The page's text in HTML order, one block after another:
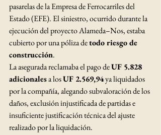
pasarelas de la Empresa de Ferrocarriles del
Estado (EFE). El siniestro, ocurrido durante la
ejecución del proyecto Alameda–Nos, estaba
cubierto por una póliza de todo riesgo de
construcción.
La asegurada reclamaba el pago de UF 5.828
adicionales a los UF 2.569,94 ya liquidados
por la compañía, alegando subvaloración de los
daños, exclusión injustificada de partidas e
insuficiente justificación técnica del ajuste
realizado por la liquidación.